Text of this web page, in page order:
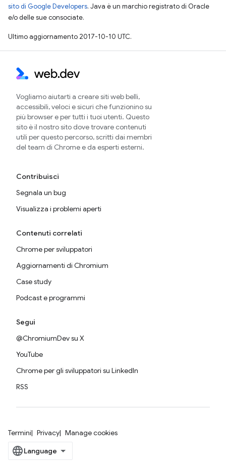
sito di Google Developers. Java è un marchio registrato di Oracle
e/o delle sue consociate.
Ultimo aggiornamento 2017-10-10 UTC.
Vogliamo aiutarti a creare siti web belli,
accessibili, veloci e sicuri che funzionino su
più browser e per tutti i tuoi utenti. Questo
sito è il nostro sito dove trovare contenuti
utili per questo percorso, scritti dai membri
del team di Chrome e da esperti esterni.
Contribuisci
Segnala un bug
Visualizza i problemi aperti
Contenuti correlati
Chrome per sviluppatori
Aggiornamenti di Chromium
Case study
Podcast e programmi
Segui
@ChromiumDev su X
YouTube
Chrome per gli sviluppatori su LinkedIn
RSS
Termini Privacy Manage cookies